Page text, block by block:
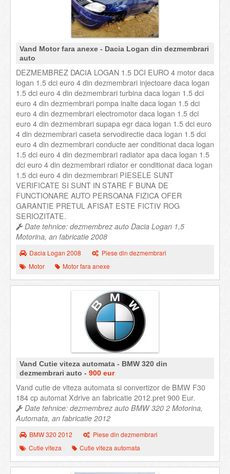
Vand Motor fara anexe - Dacia Logan din dezmembrari
auto
DEZMEMBREZ DACIA LOGAN 1.5 DCI EURO 4 motor daca
logan 1.5 dci euro 4 din dezmembrari injectoare daca logan
1.5 dci euro 4 din dezmembrari turbina daca logan 1.5 dci
euro 4 din dezmembrari pompa inalte daca logan 1.5 dci
euro 4 din dezmembrari electromotor daca logan 1.5 dci
euro 4 din dezmembrari supapa egr daca logan 1.5 dci euro
4 din dezmembrari caseta servodirectie daca logan 1.5 dci
euro 4 din dezmembrari conducte aer conditionat daca logan
1.5 dci euro 4 din dezmembrari radiator apa daca logan 1.5
dci euro 4 din dezmembrari rdiator er conditionat daca logan
1.5 dci euro 4 din dezmembrari PIESELE SUNT
VERIFICATE SI SUNT IN STARE F BUNA DE
FUNCTIONARE AUTO PERSOANA FIZICA OFER
GARANTIE PRETUL AFISAT ESTE FICTIV ROG
SERIOZITATE.
Date tehnice: dezmembrez auto Dacia Logan 1,5
Motorina, an fabricatie 2008
Dacia Logan 2008
Piese din dezmembrari
Motor
Motor fara anexe
Vand Cutie viteza automata - BMW 320 din
dezmembrari auto - 900 eur
Vand cutie de viteza automata si convertizor de BMW F30
184 cp automat Xdrive an fabricatie 2012.pret 900 Eur.
Date tehnice: dezmembrez auto BMW 320 2 Motorina,
Automata, an fabricatie 2012
BMW 320 2012
Piese din dezmembrari
Cutie viteza
Cutie viteza automata